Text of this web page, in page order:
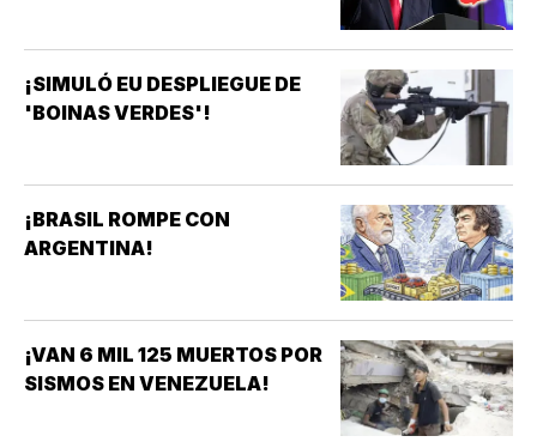
¡SIMULÓ EU DESPLIEGUE DE
'BOINAS VERDES'!
¡BRASIL ROMPE CON
ARGENTINA!
¡VAN 6 MIL 125 MUERTOS POR
SISMOS EN VENEZUELA!